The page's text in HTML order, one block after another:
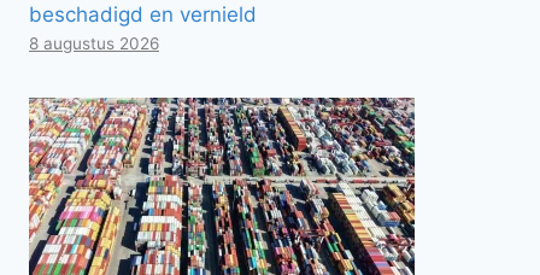
beschadigd en vernield
8 augustus 2026